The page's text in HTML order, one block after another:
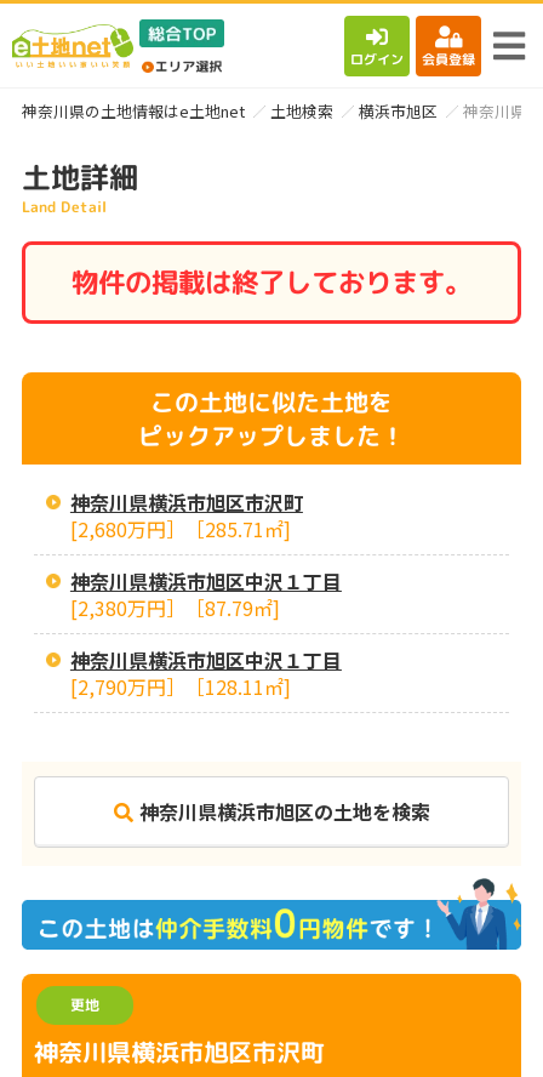
ログイン 会員登録
神奈川県の土地情報はe土地net 土地検索 横浜市旭区 神奈川県
土地詳細
Land Detail
物件の掲載は終了しております。
この土地に似た土地を
ピックアップしました！
神奈川県横浜市旭区市沢町
[2,680万円］［285.71㎡]
神奈川県横浜市旭区中沢１丁目
[2,380万円］［87.79㎡]
神奈川県横浜市旭区中沢１丁目
[2,790万円］［128.11㎡]
神奈川県横浜市旭区の土地を検索
更地
神奈川県横浜市旭区市沢町